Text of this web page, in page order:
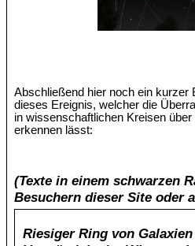
Abschließend hier noch ein kurzer
dieses Ereignis, welcher die
in wissenschaftlichen Kreisen
erkennen lässt:
(Texte in einem schwarzen
Besuchern dieser Site oder
Riesiger Ring von